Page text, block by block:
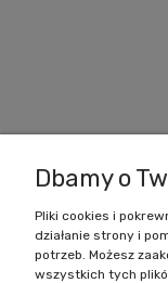
Battlecult | ul.
śląskie | Email:
Dbamy o
Pliki cookies i
działanie strony i
potrzeb. Możesz
wszystkich tych